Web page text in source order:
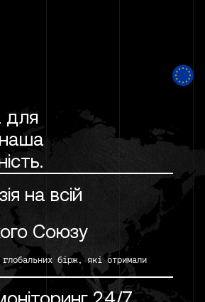
для
наша
на всій
Союзу
бірж, які отримали